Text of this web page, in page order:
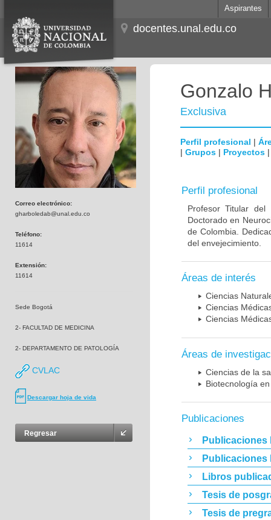
Aspirantes
docentes.unal.edu.co
Correo electrónico:
gharboledab@unal.edu.co
Teléfono:
11614
Extensión:
11614
Sede Bogotá
2- FACULTAD DE MEDICINA
2- DEPARTAMENTO DE PATOLOGÍA
CVLAC
Descargar hoja de vida
Regresar
Gonzalo
Exclusiva
Perfil profesional |
| Grupos | Proyectos
Perfil profesional
Profesor Titular
Doctorado en
de Colombia.
del envejecimiento.
Áreas de interés
Ciencias
Ciencias
Ciencias
Áreas de
Ciencias de la
Biotecnología
Publicaciones
Publicaciones
Publicaciones
Libros
Tesis de
Tesis de